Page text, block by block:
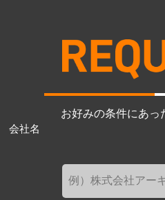
お好みの条件にあっ
会社名